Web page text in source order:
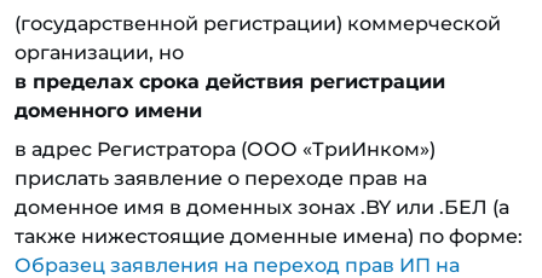
(государственной регистрации) коммерческой
организации, но
в пределах срока действия регистрации
доменного имени
в адрес Регистратора (ООО «ТриИнком»)
прислать заявление о переходе прав на
доменное имя в доменных зонах .BY или .БЕЛ (а
также нижестоящие доменные имена) по форме:
Образец заявления на переход прав ИП на